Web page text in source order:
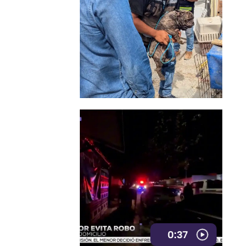
0:37